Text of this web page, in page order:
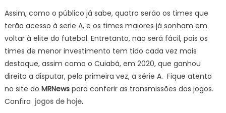
Assim, como o público já sabe, quatro serão os times que
terão acesso à serie A, e os times maiores já sonham em
voltar à elite do futebol. Entretanto, não será fácil, pois os
times de menor investimento tem tido cada vez mais
destaque, assim como o Cuiabá, em 2020, que ganhou
direito a disputar, pela primeira vez, a série A. Fique atento
no site do MRNewspara conferir as transmissões dos jogos.
Confira jogos de hoje.